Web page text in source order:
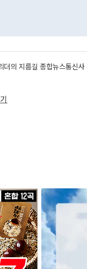
더의 지름길 종합뉴스통신